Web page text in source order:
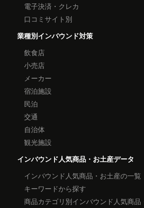
電子決済・クレカ
口コミサイト別
業種別インバウンド対策
飲食店
小売店
メーカー
宿泊施設
民泊
交通
自治体
観光施設
インバウンド人気商品・お土産データ
インバウンド人気商品・お土産の一覧
キーワードから探す
商品カテゴリ別インバウンド人気商品